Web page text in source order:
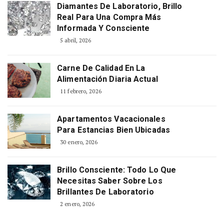
Diamantes De Laboratorio, Brillo
Real Para Una Compra Más
Informada Y Consciente
5 abril, 2026
Carne De Calidad En La
Alimentación Diaria Actual
11 febrero, 2026
Apartamentos Vacacionales
Para Estancias Bien Ubicadas
30 enero, 2026
Brillo Consciente: Todo Lo Que
Necesitas Saber Sobre Los
Brillantes De Laboratorio
2 enero, 2026